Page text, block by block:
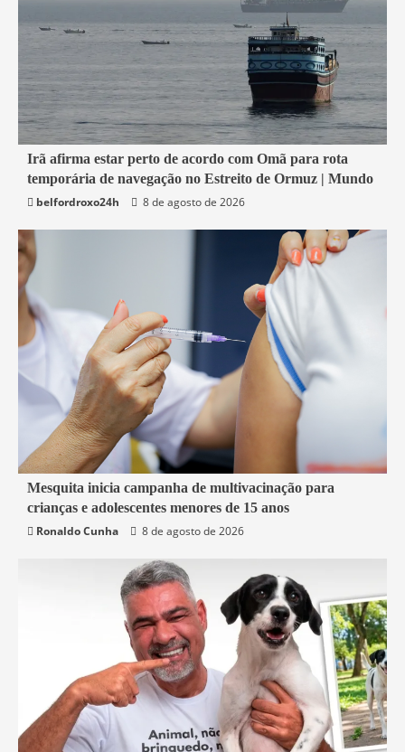
1 min read
Economia
Irã afirma estar perto de acordo com Omã para rota
temporária de navegação no Estreito de Ormuz | Mundo
belfordroxo24h
8 de agosto de 2026
2 min read
Mesquita
Saúde
Mesquita inicia campanha de multivacinação para
crianças e adolescentes menores de 15 anos
Ronaldo Cunha
8 de agosto de 2026